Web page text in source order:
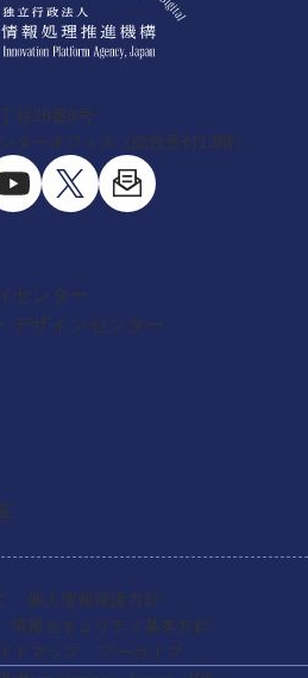
目28番8号
ターオフィス（総合受付13階）
センター
デザインセンター
個人情報保護方針
情報セキュリティ基本方針
トマップ
アーカイブ